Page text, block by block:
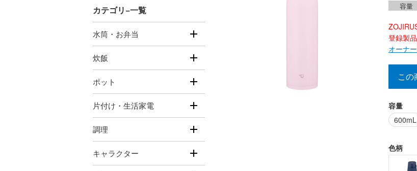
容量
登録製
オーナ
この
容量
600mL
色柄
カテゴリ−一覧
水筒・お弁当
炊飯
ポット
片付け・生活家電
調理
キャラクター